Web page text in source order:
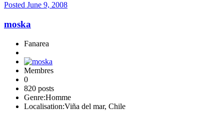
Posted June 9, 2008
moska
Fanarea
Membres
0
820 posts
Genre:Homme
Localisation:Viña del mar, Chile